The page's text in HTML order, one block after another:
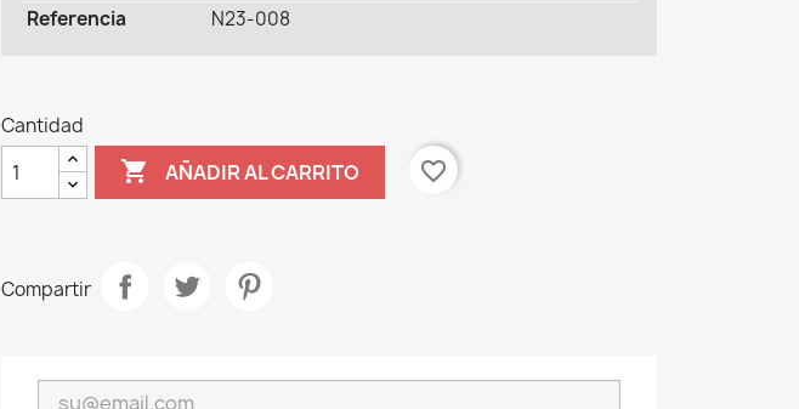
Referencia
N23-008
Cantidad
 AÑADIR AL CARRITO favorite_border
Compartir